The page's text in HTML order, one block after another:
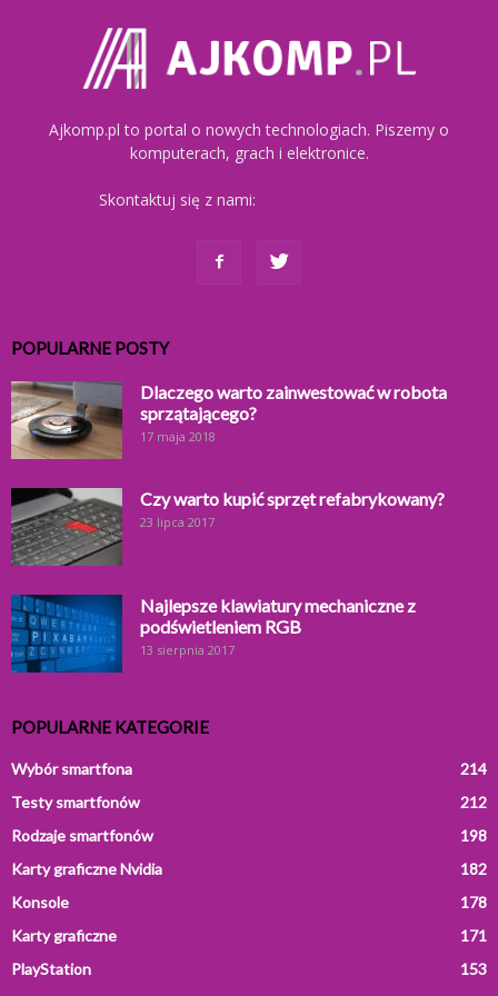
Ajkomp.pl to portal o nowych technologiach. Piszemy o
komputerach, grach i elektronice.
Skontaktuj się z nami:
POPULARNE POSTY
Dlaczego warto zainwestować w robota
sprzątającego?
17 maja 2018
Czy warto kupić sprzęt refabrykowany?
23 lipca 2017
Najlepsze klawiatury mechaniczne z
podświetleniem RGB
13 sierpnia 2017
POPULARNE KATEGORIE
Wybór smartfona
214
Testy smartfonów
212
Rodzaje smartfonów
198
Karty graficzne Nvidia
182
Konsole
178
Karty graficzne
171
PlayStation
153